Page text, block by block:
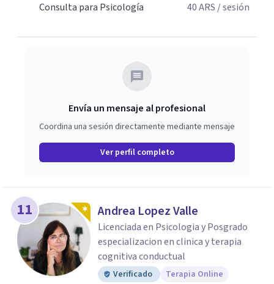
Consulta para Psicología
40ARS / sesión
Envía un mensaje al profesional
Coordina una sesión directamente mediante mensaje
Ver perfil completo
11 Andrea Lopez Valle
Licenciada en Psicologia y Posgrado
especializacion en clinica y terapia
cognitiva conductual
Verificado Terapia Online